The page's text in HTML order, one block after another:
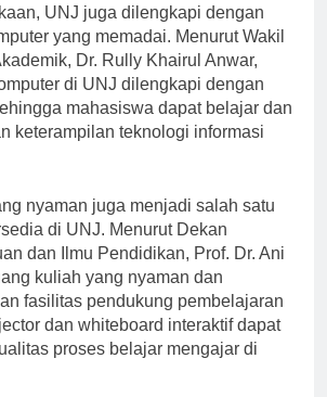
UNJ juga dilengkapi dengan
yang memadai. Menurut Wakil
Dr. Rully Khairul Anwar,
di UNJ dilengkapi dengan
mahasiswa dapat belajar dan
keterampilan teknologi informasi
nyaman juga menjadi salah satu
di UNJ. Menurut Dekan
dan Ilmu Pendidikan, Prof. Dr. Ani
kuliah yang nyaman dan
fasilitas pendukung pembelajaran
dan whiteboard interaktif dapat
proses belajar mengajar di